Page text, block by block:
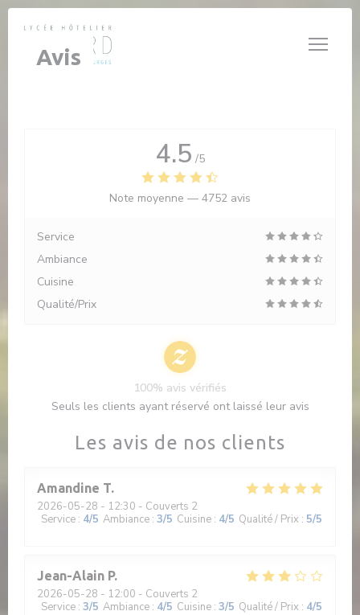
Personnalisation de vos choix en matière de cookies
Avis
Les avis de nos clients
Amandine T
2026-05-28 - 12:30 - Couverts 2
Service : 4/5 Ambiance : 3/5 Cuisine : 4/5 Qualité / Prix : 5/5
Jean-Alain P
2026-05-28 - 12:00 - Couverts 2
Service : 3/5 Ambiance : 4/5 Cuisine : 3/5 Qualité / Prix : 4/5
4.5 /5
Note moyenne — 4752 avis
Service
Ambiance
Cuisine
Qualité/Prix
100% avis vérifiés
Seuls les clients ayant réservé ont laissé leur avis